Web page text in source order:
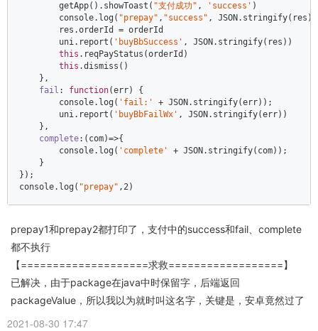
        getApp().showToast(
"支付成功" , 'success' )
console.log( "prepay" , "success" , JSON
        res.orderId = orderId
        uni.report(
'buyBbSuccess' , JSON .stringify(res))
this .reqPayStatus(orderId)
this .dismiss()
    },
fail : function(err) {
console.log( 'fail:' + JSON .stringify(err));
        uni.report(
'buyBbFailWx' , JSON .stringify(err))
    },
complete: ( com)=>{
console.log( 'complete' + JSON .stringify(com));
    }
console.log( "prepay" , 2)
prepay1和prepay2都打印了，支付中的success和fail、complete
都不执行
【====================求救==================】
已解决，由于package在java中时保留字，后端返回
packageValue，所以我以为就时叫这名字，关键是，安卓竟然过了
2021-08-30 17:47